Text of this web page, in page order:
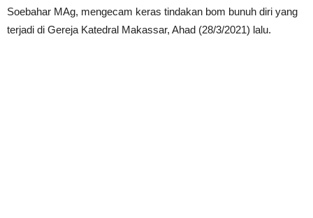
Soebahar MAg, mengecam keras tindakan bom bunuh diri yang
terjadi di Gereja Katedral Makassar, Ahad (28/3/2021) lalu.